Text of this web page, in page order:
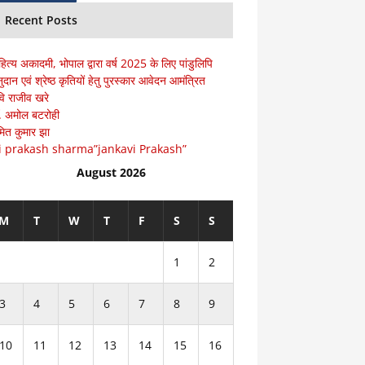
Recent Posts
अकादमी, भोपाल द्वारा वर्ष 2025 के लिए पांडुलिपि
एवं श्रेष्ठ कृतियों हेतु पुरस्कार आवेदन आमंत्रित
राजीव खरे
अमोल बटरोही
कुमार झा
prakash sharma”jankavi Prakash”
August 2026
M T W T F S S
1 2
3 4 5 6 7 8 9
10 11 12 13 14 15 16